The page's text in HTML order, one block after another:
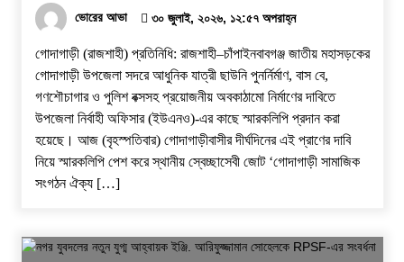
ভোরের আভা ৩০ জুলাই, ২০২৬, ১২:৫৭ অপরাহ্ন
গোদাগাড়ী (রাজশাহী) প্রতিনিধি: রাজশাহী–চাঁপাইনবাবগঞ্জ জাতীয় মহাসড়কের
গোদাগাড়ী উপজেলা সদরে আধুনিক যাত্রী ছাউনি পুনর্নির্মাণ, বাস বে,
গণশৌচাগার ও পুলিশ বক্সসহ প্রয়োজনীয় অবকাঠামো নির্মাণের দাবিতে
উপজেলা নির্বাহী অফিসার (ইউএনও)-এর কাছে স্মারকলিপি প্রদান করা
হয়েছে। ​আজ (বৃহস্পতিবার) গোদাগাড়ীবাসীর দীর্ঘদিনের এই প্রাণের দাবি
নিয়ে স্মারকলিপি পেশ করে স্থানীয় স্বেচ্ছাসেবী জোট ‘গোদাগাড়ী সামাজিক
সংগঠন ঐক্য […]